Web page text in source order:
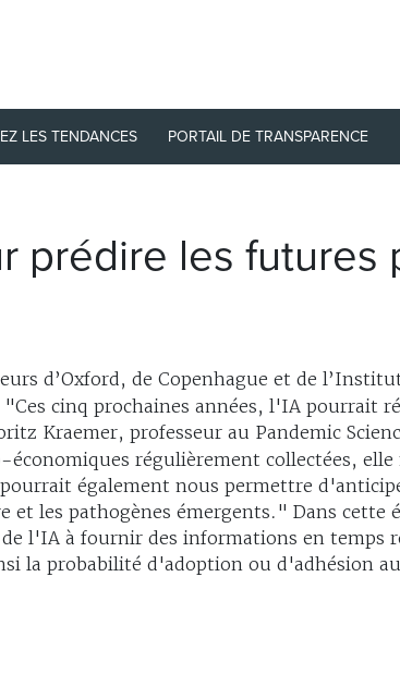
LES TENDANCES PORTAIL DE TRANSPARENCE
prédire les futures
d’Oxford, de Copenhague et de
cinq prochaines années, l'IA pourrait
Kraemer, professeur au Pandemic
régulièrement collectées,
également nous permettre
les pathogènes émergents." Dans cette
l'IA à fournir des informations en temps
la probabilité d'adoption ou d'adhésion